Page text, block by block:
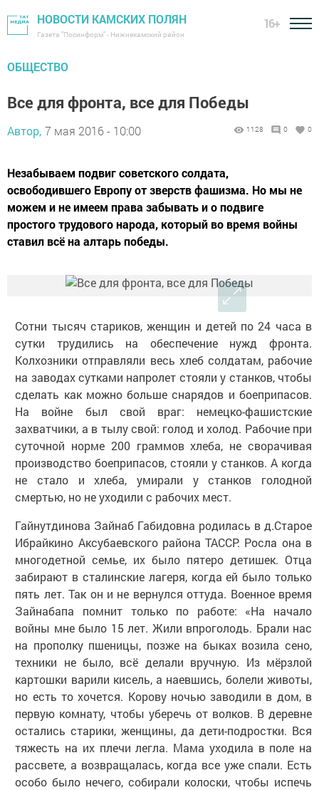
НОВОСТИ КАМСКИХ ПОЛЯН
Газета "Посинформ" - Нижнекамский район
16+
ОБЩЕСТВО
Все для фронта, все для Победы
Автор, 7 мая 2016 - 10:00 1128 0 0
Незабываем подвиг советского солдата,
освободившего Европу от зверств фашизма. Но мы не
можем и не имеем права забывать и о подвиге
простого трудового народа, который во время войны
ставил всё на алтарь победы.
Сотни тысяч стариков, женщин и детей по 24 часа в
сутки трудились на обеспечение нужд фронта.
Колхозники отправляли весь хлеб солдатам, рабочие
на заводах сутками напролет стояли у станков, чтобы
сделать как можно больше снарядов и боеприпасов.
На войне был свой враг: немецко-фашистские
захватчики, а в тылу свой: голод и холод. Рабочие при
суточной норме 200 граммов хлеба, не сворачивая
производство боеприпасов, стояли у станков. А когда
не стало и хлеба, умирали у станков голодной
смертью, но не уходили с рабочих мест.
Гайнутдинова Зайнаб Габидовна родилась в д.Старое
Ибрайкино Аксубаевского района ТАССР. Росла она в
многодетной семье, их было пятеро детишек. Отца
забирают в сталинские лагеря, когда ей было только
пять лет. Так он и не вернулся оттуда. Военное время
Зайнабапа помнит только по работе: «На начало
войны мне было 15 лет. Жили впроголодь. Брали нас
на прополку пшеницы, позже на быках возила сено,
техники не было, всё делали вручную. Из мёрзлой
картошки варили кисель, а наевшись, болели животы,
но есть то хочется. Корову ночью заводили в дом, в
первую комнату, чтобы уберечь от волков. В деревне
остались старики, женщины, да дети-подростки. Вся
тяжесть на их плечи легла. Мама уходила в поле на
рассвете, а возвращалась, когда все уже спали. Есть
особо было нечего, собирали колоски, чтобы испечь